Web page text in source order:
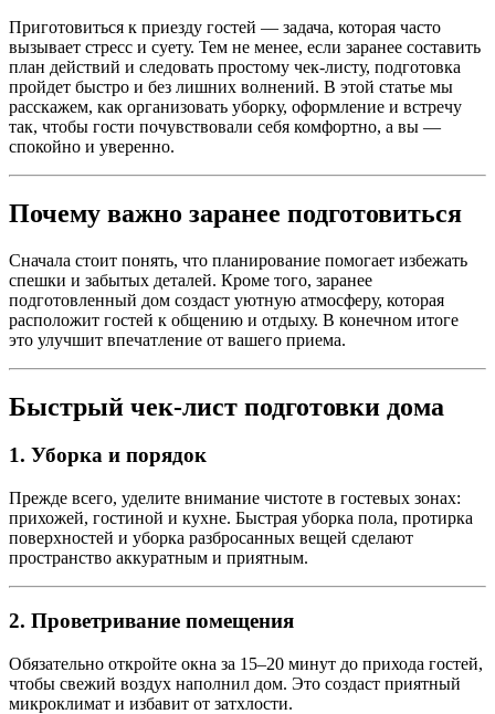
Приготовиться к приезду гостей — задача, которая часто
вызывает стресс и суету. Тем не менее, если заранее составить
план действий и следовать простому чек-листу, подготовка
пройдет быстро и без лишних волнений. В этой статье мы
расскажем, как организовать уборку, оформление и встречу
так, чтобы гости почувствовали себя комфортно, а вы —
спокойно и уверенно.
Почему важно заранее подготовиться
Сначала стоит понять, что планирование помогает избежать
спешки и забытых деталей. Кроме того, заранее
подготовленный дом создаст уютную атмосферу, которая
расположит гостей к общению и отдыху. В конечном итоге
это улучшит впечатление от вашего приема.
Быстрый чек-лист подготовки дома
1. Уборка и порядок
Прежде всего, уделите внимание чистоте в гостевых зонах:
прихожей, гостиной и кухне. Быстрая уборка пола, протирка
поверхностей и уборка разбросанных вещей сделают
пространство аккуратным и приятным.
2. Проветривание помещения
Обязательно откройте окна за 15–20 минут до прихода гостей,
чтобы свежий воздух наполнил дом. Это создаст приятный
микроклимат и избавит от затхлости.